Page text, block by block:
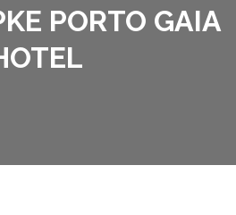
PORTO GAIA